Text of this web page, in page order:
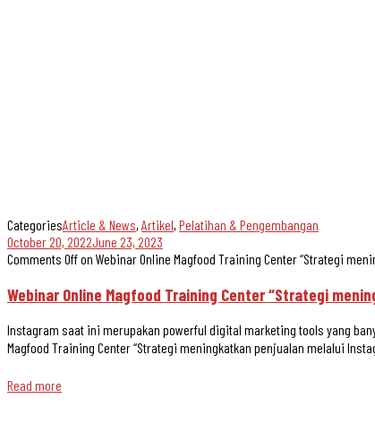
CategoriesArticle & News, Artikel, Pelatihan & Pengembangan
October 20, 2022June 23, 2023
Comments Offon Webinar Online Magfood Training Center “Strategi
Webinar Online Magfood Training Center “Strategi
Instagram saat ini merupakan powerful digital marketing tools yang
Magfood Training Center “Strategi meningkatkan penjualan melalui
Read more